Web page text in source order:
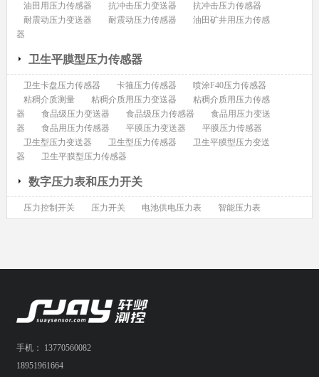
油田用压力传感器
抗冲击压力变送器
抗冲击压力传感器
耐震动压力变送器
耐震动压力传感器
油田矿井用压力传感
器
卫生平膜型压力传感器
卫生卡盘压力传感器 卡箍压力传感器
喷涂F40压力传感器
粘稠介质测量
粘稠介质用压力变送器
粘稠介质用压力传感
器
食品级压力变送器 食品级压力传感器
食品用压力变送
器
食品用压力传感器 平膜压力变送器
平膜压力传感器
卫生型压力变送器
卫生型压力传感器
卫生平膜型压力变送
器
卫生平膜型压力传感器
数字压力表和压力开关
压力控制开关 压力开关 电池供电压力表 智能压力表
手机： 13770560082
18951961664